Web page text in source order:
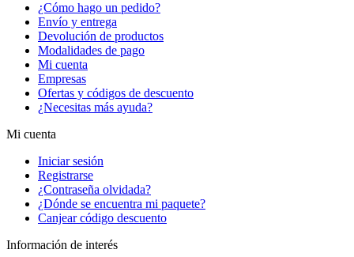
¿Cómo hago un pedido?
Envío y entrega
Devolución de productos
Modalidades de pago
Mi cuenta
Empresas
Ofertas y códigos de descuento
¿Necesitas más ayuda?
Mi cuenta
Iniciar sesión
Registrarse
¿Contraseña olvidada?
¿Dónde se encuentra mi paquete?
Canjear código descuento
Información de interés